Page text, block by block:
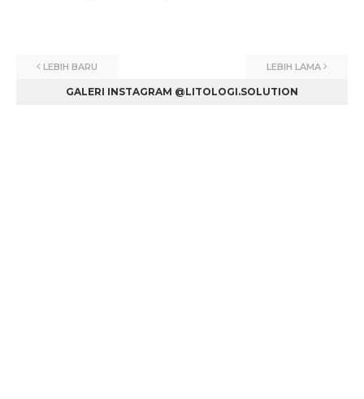
LEBIH BARU LEBIH LAMA
GALERI INSTAGRAM @LITOLOGI.SOLUTION